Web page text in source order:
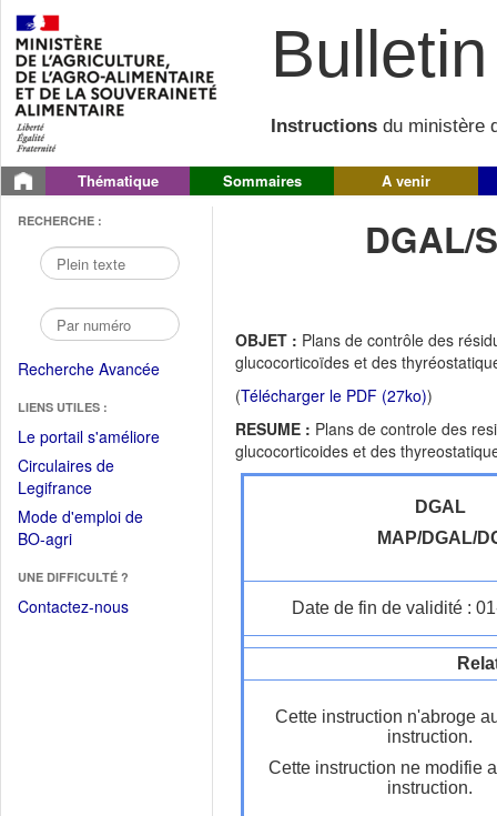
Instructions du ministère
Thématique Sommaires A venir
RECHERCHE :
Recherche Avancée
LIENS UTILES :
Le portail s'améliore(Fichier
Circulaires de
Legifrance(Ouvrir
dans
une
fenêtre)
Mode d'emploi de
BO-agri(Ouvrir
une
nouvelle
UNE DIFFICULTÉ ?
Contactez-nous
DGAL/
OBJET : Plans de contrôle des
glucocorticoïdes et des
(Télécharger le PDF (27ko))
RESUME : Plans de controle des
glucocorticoides et des
DGAL
MAP/DGAL/
Date de fin de validité :
Cette instruction n'abroge
instruction.
Cette instruction ne modifie
instruction.